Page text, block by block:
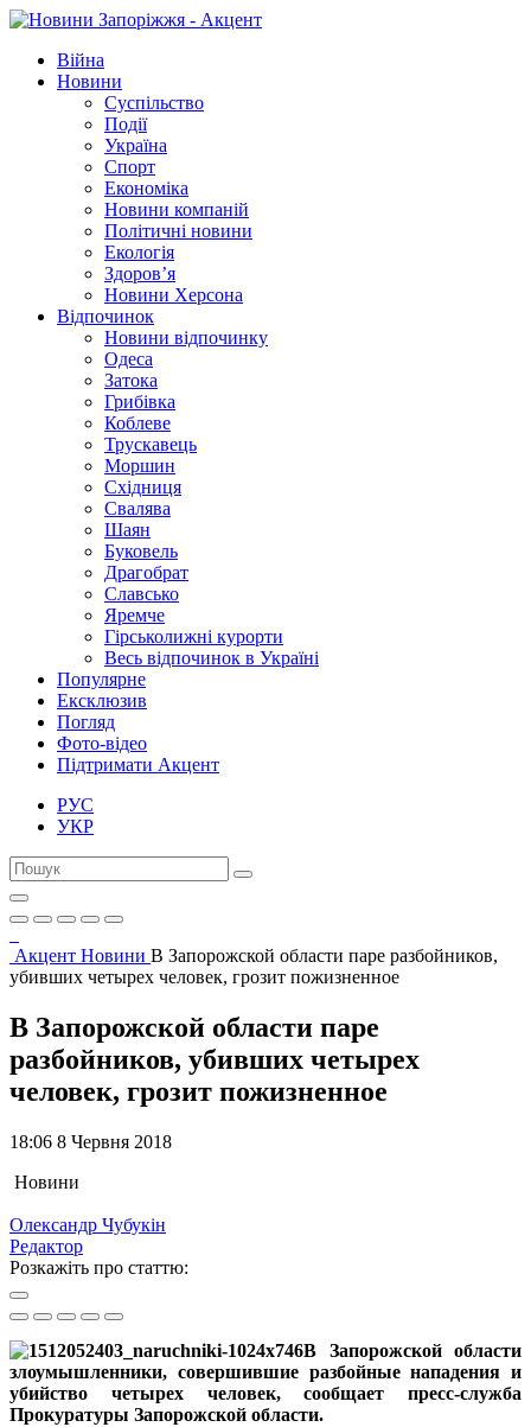
Війна
Новини
Суспільство
Події
Україна
Спорт
Економіка
Новини компаній
Політичні новини
Екологія
Здоров’я
Новини Херсона
Відпочинок
Новини відпочинку
Одеса
Затока
Грибівка
Коблеве
Трускавець
Моршин
Східниця
Свалява
Шаян
Буковель
Драгобрат
Славсько
Яремче
Гірськолижні курорти
Весь відпочинок в Україні
Популярне
Ексклюзив
Погляд
Фото-відео
Підтримати Акцент
РУС
УКР
Акцент Новини В Запорожской области паре разбойников,
убивших четырех человек, грозит пожизненное
В Запорожской области паре
разбойников, убивших четырех
человек, грозит пожизненное
18:06 8 Червня 2018
Новини
Олександр Чубукін
Редактор
Розкажіть про статтю:
В Запорожской области
злоумышленники, совершившие разбойные нападения и
убийство четырех человек, сообщает пресс-служба
Прокуратуры Запорожской области.